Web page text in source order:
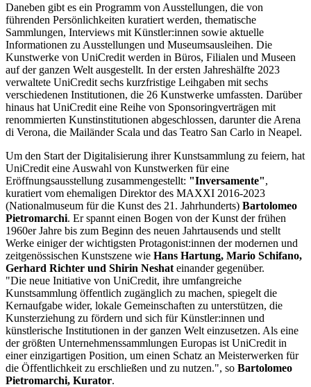
Daneben gibt es ein Programm von Ausstellungen, die von
führenden Persönlichkeiten kuratiert werden, thematische
Sammlungen, Interviews mit Künstler:innen sowie aktuelle
Informationen zu Ausstellungen und Museumsausleihen. Die
Kunstwerke von UniCredit werden in Büros, Filialen und Museen
auf der ganzen Welt ausgestellt. In der ersten Jahreshälfte 2023
verwaltete UniCredit sechs kurzfristige Leihgaben mit sechs
verschiedenen Institutionen, die 26 Kunstwerke umfassten. Darüber
hinaus hat UniCredit eine Reihe von Sponsoringverträgen mit
renommierten Kunstinstitutionen abgeschlossen, darunter die Arena
di Verona, die Mailänder Scala und das Teatro San Carlo in Neapel.
Um den Start der Digitalisierung ihrer Kunstsammlung zu feiern, hat
UniCredit eine Auswahl von Kunstwerken für eine
Eröffnungsausstellung zusammengestellt: "Inversamente",
kuratiert vom ehemaligen Direktor des MAXXI 2016-2023
(Nationalmuseum für die Kunst des 21. Jahrhunderts) Bartolomeo
Pietromarchi. Er spannt einen Bogen von der Kunst der frühen
1960er Jahre bis zum Beginn des neuen Jahrtausends und stellt
Werke einiger der wichtigsten Protagonist:innen der modernen und
zeitgenössischen Kunstszene wie Hans Hartung, Mario Schifano,
Gerhard Richter und Shirin Neshat einander gegenüber.
"Die neue Initiative von UniCredit, ihre umfangreiche
Kunstsammlung öffentlich zugänglich zu machen, spiegelt die
Kernaufgabe wider, lokale Gemeinschaften zu unterstützen, die
Kunsterziehung zu fördern und sich für Künstler:innen und
künstlerische Institutionen in der ganzen Welt einzusetzen. Als eine
der größten Unternehmenssammlungen Europas ist UniCredit in
einer einzigartigen Position, um einen Schatz an Meisterwerken für
die Öffentlichkeit zu erschließen und zu nutzen.", so Bartolomeo
Pietromarchi, Kurator.